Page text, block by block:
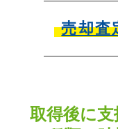
売却査
取得後に